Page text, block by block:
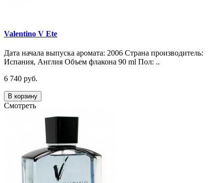
Valentino V Ete
Дата начала выпуска аромата: 2006 Страна производитель:
Испания, Англия Объем флакона 90 ml Пол: ..
6 740 руб.
В корзину
Смотреть